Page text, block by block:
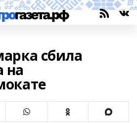
сбила
на